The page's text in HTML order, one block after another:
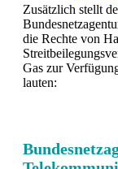
Zusätzlich stellt
die Rechte von
Gas zur
lauten: